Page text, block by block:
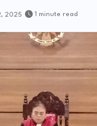
2025 1 minute read